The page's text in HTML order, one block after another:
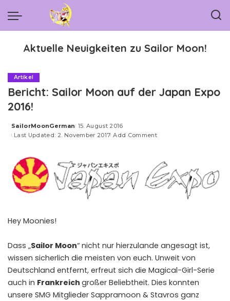
Aktuelle Neuigkeiten zu Sailor Moon!
Artikel
Bericht: Sailor Moon auf der Japan Expo
2016!
Posted
by
SailorMoonGerman 15. August 2016
Last Updated: 2. November 2017 Add Comment
Hey Moonies!
Dass „Sailor Moon“ nicht nur hierzulande angesagt ist,
wissen sicherlich die meisten von euch. Unweit von
Deutschland entfernt, erfreut sich die Magical-Girl-Serie
auch in Frankreich großer Beliebtheit. Dies konnten
unsere SMG Mitglieder Sappramoon & Stavros ganz